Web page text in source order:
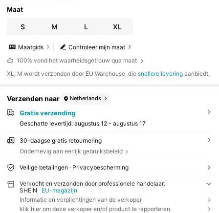
Maat
S M L XL
Controleer mijn maat
Maatgids
100% vond het waarheidsgetrouw qua maat
​XL, M wordt verzonden door EU Warehouse, diesnellere levering aanbiedt.
Verzenden naar Netherlands
Gratis verzending
Geschatte levertijd: augustus 12 - augustus 17
30-daagse gratis retournering
Onderhevig aan eerlijk gebruiksbeleid
Veilige betalingen · Privacybescherming
Verkocht en verzonden door professionele handelaar:
SHEIN
EU-magazijn
Informatie en verplichtingen van de verkoper
klik hier om deze verkoper en/of product te rapporteren.